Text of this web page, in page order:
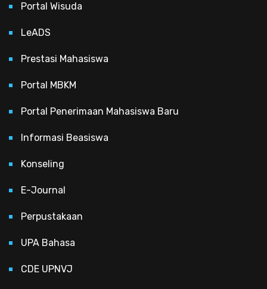
Portal Wisuda
LeADS
Prestasi Mahasiswa
Portal MBKM
Portal Penerimaan Mahasiswa Baru
Informasi Beasiswa
Konseling
E-Journal
Perpustakaan
UPA Bahasa
CDE UPNVJ